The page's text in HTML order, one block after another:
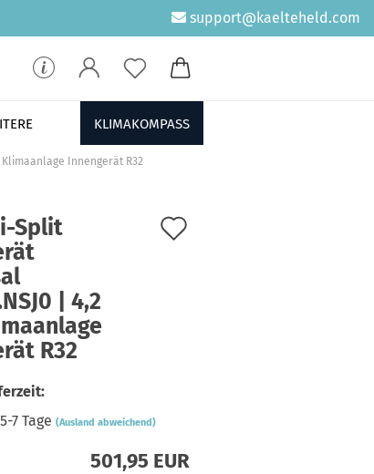
support@kaelteheld.com
KLIMAKOMPASS
Klimaanlage Innengerät R32
Split
| 4,2
R32
7 Tage (Ausland abweichend)
501,95 EUR